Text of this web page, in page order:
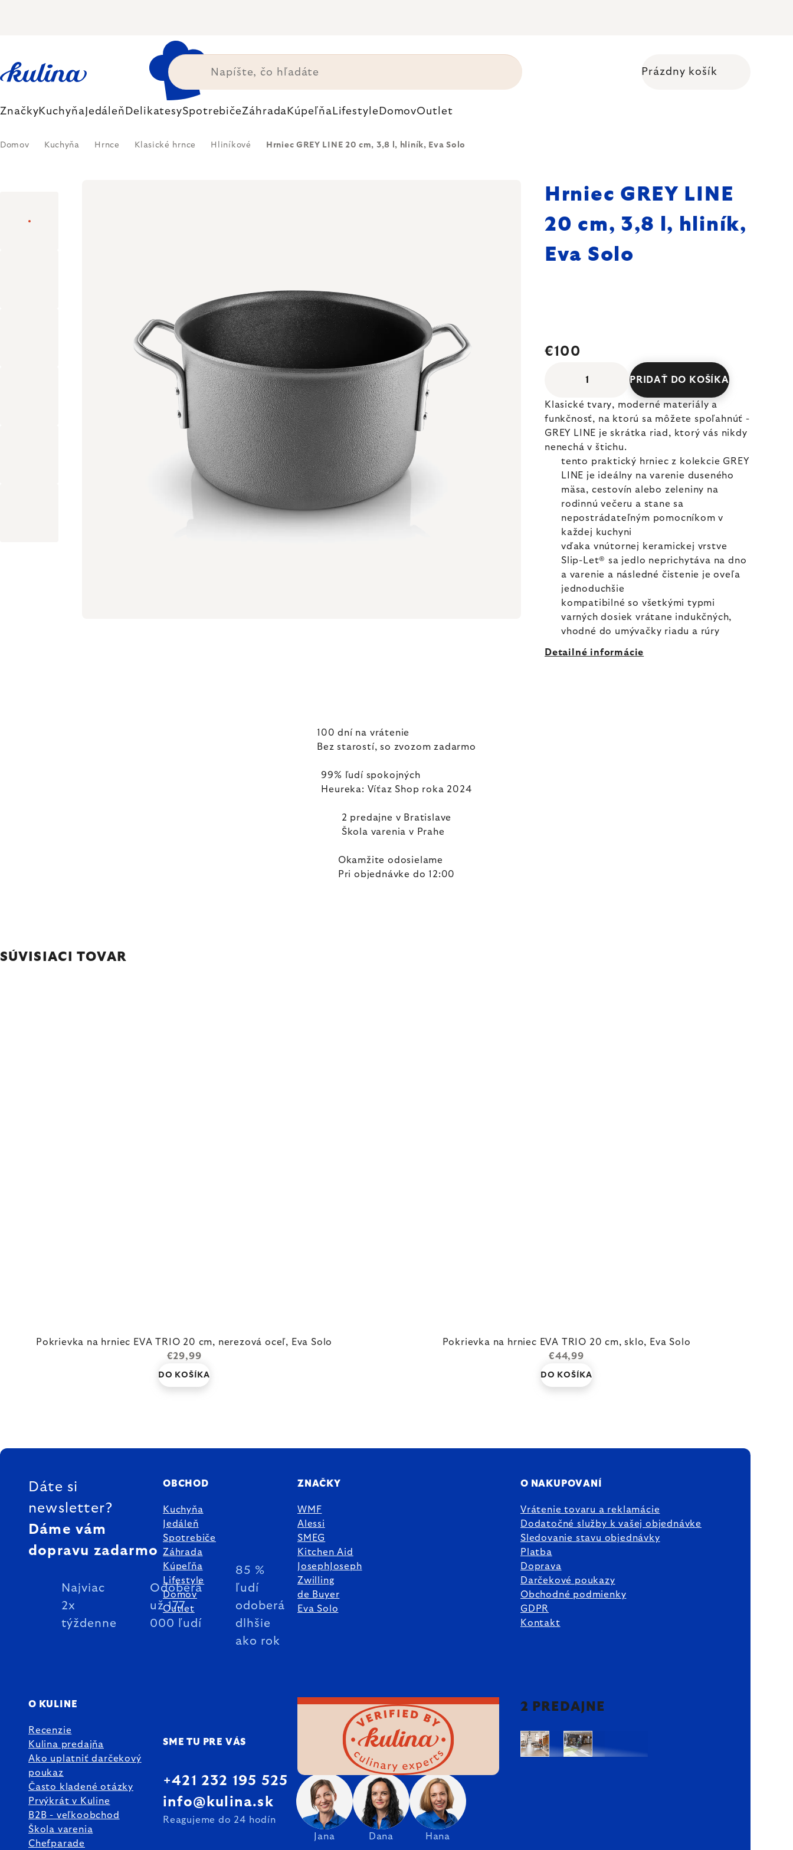
Prázdny košík
ZnačkyKuchyňa Jedáleň DelikatesySpotrebičeZáhrada Kúpeľňa Lifestyle DomovOutlet
Domov Kuchyňa Hrnce Klasické hrnce Hliníkové Hrniec GREY LINE 20 cm, 3,8 l, hliník, Eva Solo
Hrniec GREY LINE
20 cm, 3,8 l, hliník,
Eva Solo
€100
PRIDAŤ DO KOŠÍKA
Klasické tvary, moderné materiály a
funkčnosť, na ktorú sa môžete spoľahnúť -
GREY LINE je skrátka riad, ktorý vás nikdy
nenechá v štichu.
tento praktický hrniec z kolekcie GREY
LINE je ideálny na varenie duseného
mäsa, cestovín alebo zeleniny na
rodinnú večeru a stane sa
nepostrádateľným pomocníkom v
každej kuchyni
vďaka vnútornej keramickej vrstve
Slip-Let® sa jedlo neprichytáva na dno
a varenie a následné čistenie je oveľa
jednoduchšie
kompatibilné so všetkými typmi
varných dosiek vrátane indukčných,
vhodné do umývačky riadu a rúry
Detailné informácie
100 dní na vrátenie
Bez starostí, so zvozom zadarmo
99% ľudí spokojných
Heureka: Víťaz Shop roka 2024
2 predajne v Bratislave
Škola varenia v Prahe
Okamžite odosielame
Pri objednávke do 12:00
SÚVISIACI TOVAR
Pokrievka na hrniec EVA TRIO 20 cm, nerezová oceľ, Eva Solo
€29,99
DO KOŠÍKA
Pokrievka na hrniec EVA TRIO 20 cm, sklo, Eva Solo
€44,99
DO KOŠÍKA
ZÁPÄTIE
Dáte si
newsletter?
Dáme vám
dopravu zadarmo
Najviac
2x
týždenne
Odoberá
už 177
000 ľudí
85 %
ľudí
odoberá
dlhšie
ako rok
OBCHOD
Kuchyňa
Jedáleň
Spotrebiče
Záhrada
Kúpeľňa
Lifestyle
Domov
Outlet
ZNAČKY
WMF
Alessi
SMEG
Kitchen Aid
JosephJoseph
Zwilling
de Buyer
Eva Solo
O NAKUPOVANÍ
Vrátenie tovaru a reklamácie
Dodatočné služby k vašej objednávke
Sledovanie stavu objednávky
Platba
Doprava
Darčekové poukazy
Obchodné podmienky
GDPR
Kontakt
O KULINE
Recenzie
Kulina predajňa
Ako uplatniť darčekový
poukaz
Často kladené otázky
Prvýkrát v Kuline
B2B - veľkoobchod
Škola varenia
Chefparade
SME TU PRE VÁS
Jana Dana Hana
+421 232 195 525
info@kulina.sk
Reagujeme do 24 hodín
2 PREDAJNE